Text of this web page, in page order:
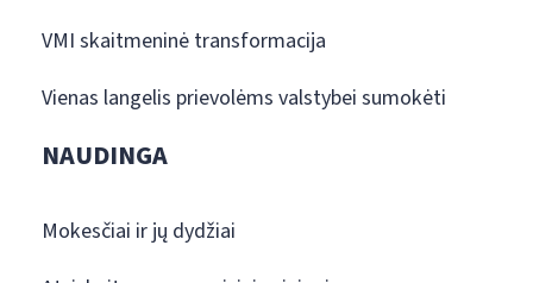
VMI skaitmeninė transformacija
Vienas langelis prievolėms valstybei sumokėti
NAUDINGA
Mokesčiai ir jų dydžiai